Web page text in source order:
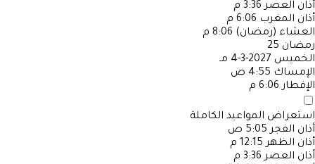
أذان العصر 3:36 م
أذان المغرب 6:06 م
العشاء (رمضان) 8:06 م
رمضان 25
الخميس 2027-3-4 مـ
الإمساك 4:55 ص
الإفطار 6:06 م
استعراض المواعيد الكاملة
أذان الفجر 5:05 ص
أذان الظهر 12:15 م
أذان العصر 3:36 م